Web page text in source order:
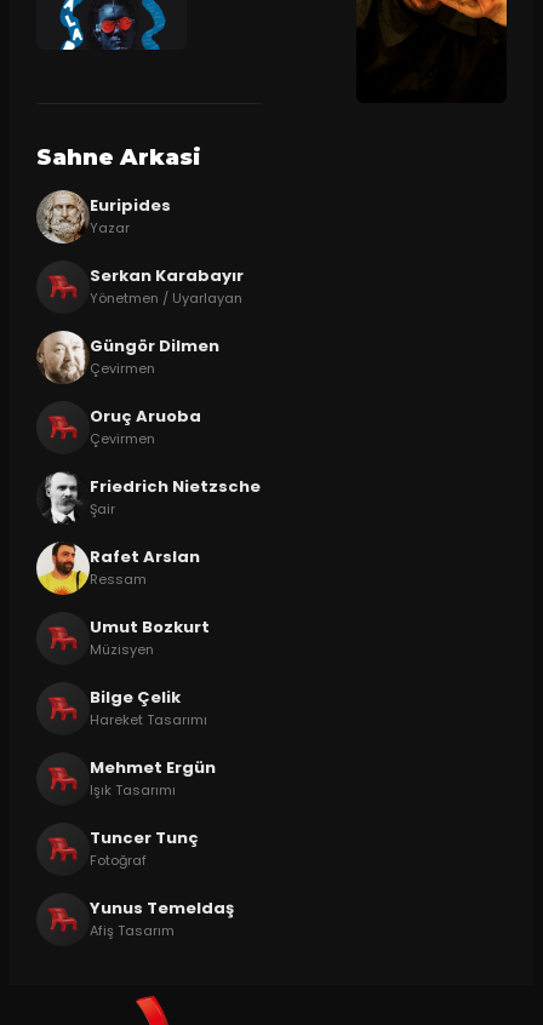
Sahne Arkasi
Euripides
Yazar
Serkan Karabayır
Yönetmen / Uyarlayan
Güngör Dilmen
Çevirmen
Oruç Aruoba
Çevirmen
Friedrich Nietzsche
Şair
Rafet Arslan
Ressam
Umut Bozkurt
Müzisyen
Bilge Çelik
Hareket Tasarımı
Mehmet Ergün
Işık Tasarımı
Tuncer Tunç
Fotoğraf
Yunus Temeldaş
Afiş Tasarım